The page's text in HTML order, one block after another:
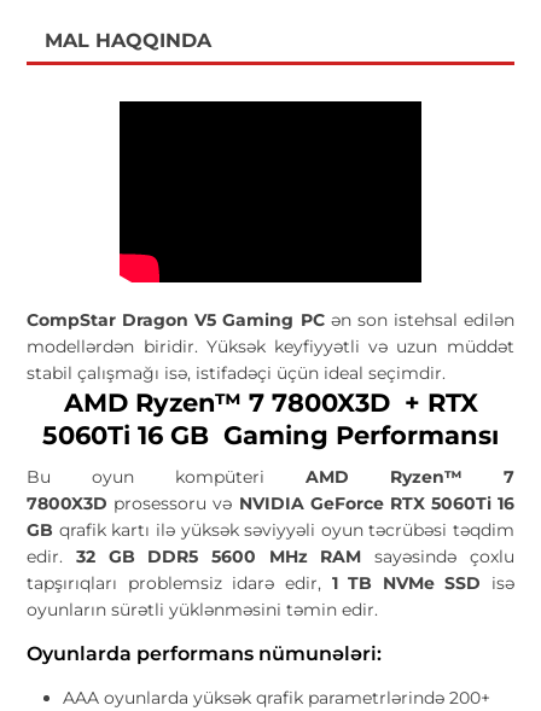
MAL HAQQINDA
CompStar Dragon V5 Gaming PCən son istehsal edilən
modellərdən biridir. Yüksək keyfiyyətli və uzun müddət
stabil çalışmağı isə, istifadəçi üçün ideal seçimdir.
AMD Ryzen™ 7 7800X3D + RTX
5060Ti 16 GB Gaming Performansı
Bu oyun kompüteri AMD Ryzen™ 7
7800X3D prosessoru və NVIDIA GeForce RTX 5060Ti 16
GB qrafik kartı ilə yüksək səviyyəli oyun təcrübəsi təqdim
edir.32 GB DDR5 5600 MHz RAM sayəsində çoxlu
tapşırıqları problemsiz idarə edir, 1 TB NVMe SSD isə
oyunların sürətli yüklənməsini təmin edir.
Oyunlarda performans nümunələri:
AAA oyunlarda yüksək qrafik parametrlərində 200+